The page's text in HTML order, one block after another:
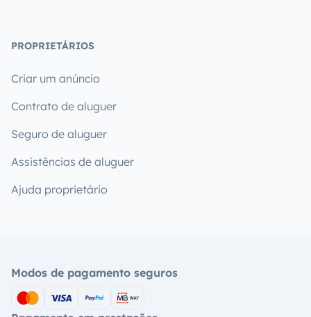
PROPRIETÁRIOS
Criar um anúncio
Contrato de aluguer
Seguro de aluguer
Assistências de aluguer
Ajuda proprietário
Modos de pagamento seguros